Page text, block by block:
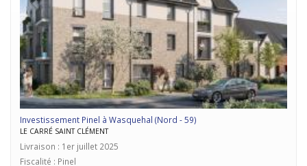
Investissement Pinel à Wasquehal (Nord - 59)
LE CARRÉ SAINT CLÉMENT
Livraison : 1er juillet 2025
Fiscalité : Pinel